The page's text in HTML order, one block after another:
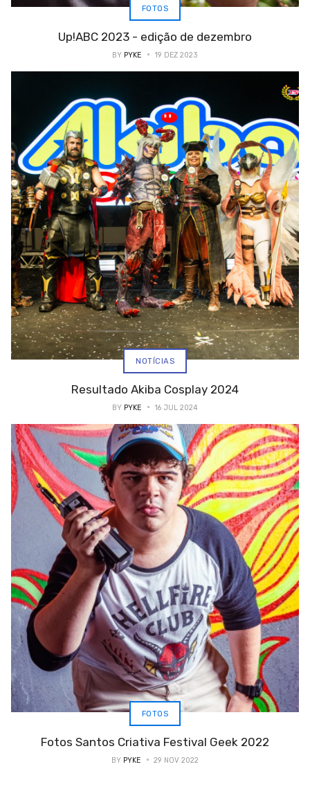
FOTOS
Up!ABC 2023 - edição de dezembro
BY PYKE 19 DEZ 2023
NOTÍCIAS
Resultado Akiba Cosplay 2024
BY PYKE 16 JUL 2024
FOTOS
Fotos Santos Criativa Festival Geek 2022
BY PYKE 29 NOV 2022